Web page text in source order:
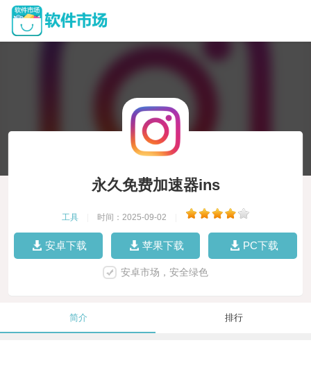
永久免费加速器ins
工具 时间：2025-09-02
安卓下载 苹果下载 PC下载
安卓市场，安全绿色
简介 排行